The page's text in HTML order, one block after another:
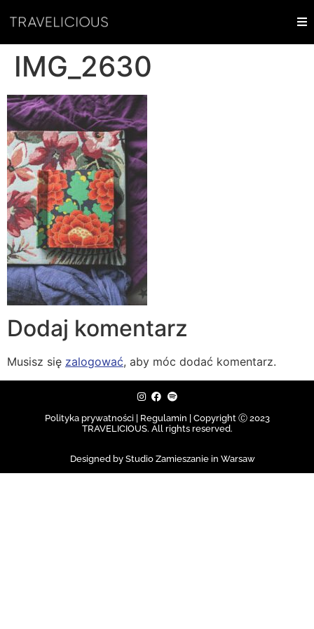
IMG_2630
Dodaj komentarz
Musisz się zalogować, aby móc dodać komentarz.
Polityka prywatności | Regulamin | Copyright Ⓒ 2023
TRAVELICIOUS. All rights reserved.
Designed by Studio Zamieszanie in Warsaw